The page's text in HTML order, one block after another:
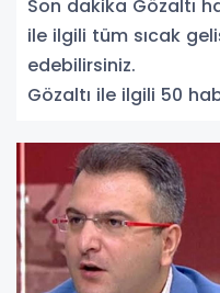
Son dakika Gözaltı
ile ilgili tüm sıcak
edebilirsiniz.
Gözaltı ile ilgili 50